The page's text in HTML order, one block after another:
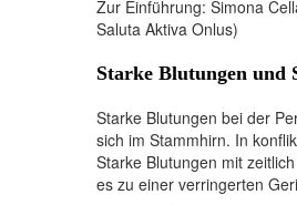
Zur Einführung: Simona
Saluta Aktiva Onlus)
Starke Blutungen und
Starke Blutungen bei der
sich im Stammhirn. In
Starke Blutungen mit
es zu einer verringerten